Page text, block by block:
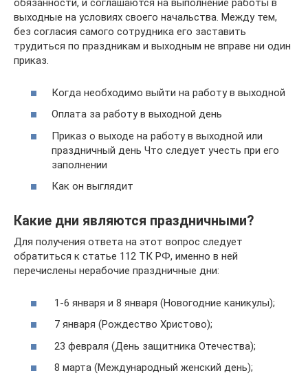
обязанности, и соглашаются на выполнение работы в
выходные на условиях своего начальства. Между тем,
без согласия самого сотрудника его заставить
трудиться по праздникам и выходным не вправе ни один
приказ.
Когда необходимо выйти на работу в выходной
Оплата за работу в выходной день
Приказ о выходе на работу в выходной или
праздничный день Что следует учесть при его
заполнении
Как он выглядит
Какие дни являются праздничными?
Для получения ответа на этот вопрос следует
обратиться к статье 112 ТК РФ, именно в ней
перечислены нерабочие праздничные дни:
1-6 января и 8 января (Новогодние каникулы);
7 января (Рождество Христово);
23 февраля (День защитника Отечества);
8 марта (Международный женский день);